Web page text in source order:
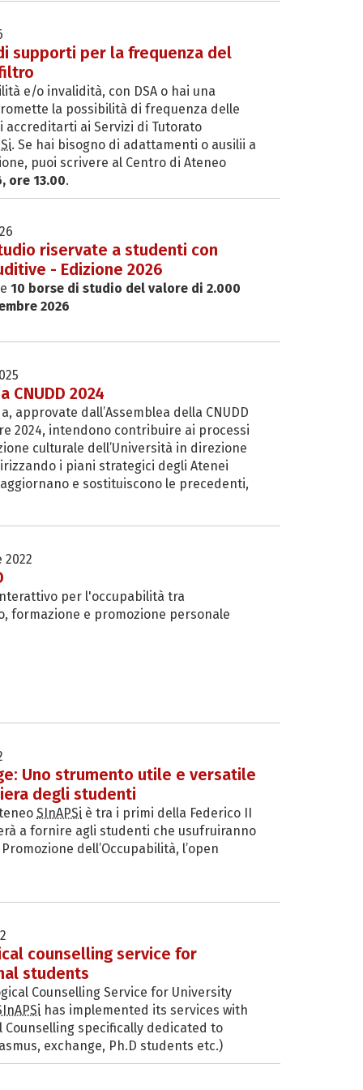
supporti per la frequenza del
e/o invalidità, con DSA o hai una
la possibilità di frequenza delle
ai Servizi di Tutorato
. Se hai bisogno di adattamenti o ausilii a
puoi scrivere al Centro di Ateneo
ore 13.00.
riservate a studenti con
- Edizione 2026
10 borse di studio del valore di 2.000
2026
CNUDD 2024
approvate dall’Assemblea della CNUDD
2024, intendono contribuire ai processi
culturale dell’Università in direzione
i piani strategici degli Atenei
e sostituiscono le precedenti,
2022
per l'occupabilità tra
formazione e promozione personale
Uno strumento utile e versatile
degli studenti
SInAPSi è tra i primi della Federico II
a fornire agli studenti che usufruiranno
dell’Occupabilità, l’open
counselling service for
students
Counselling Service for University
has implemented its services with
Counselling specifically dedicated to
exchange, Ph.D students etc.)